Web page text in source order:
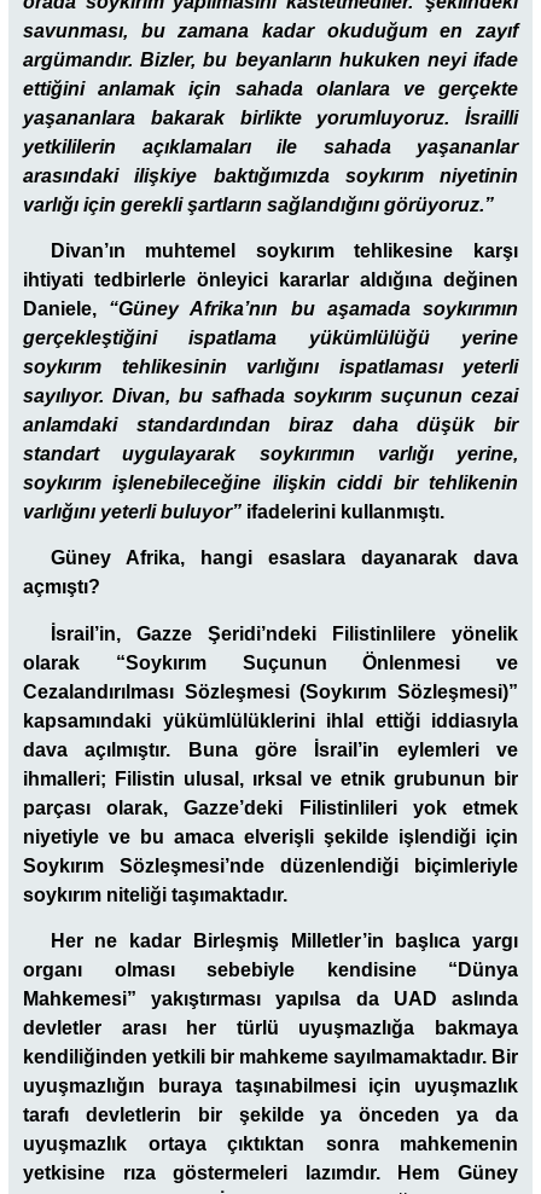
savunması, bu zamana kadar okuduğum en zayıf
argümandır. Bizler, bu beyanların hukuken neyi ifade
ettiğini anlamak için sahada olanlara ve gerçekte
yaşananlara bakarak birlikte yorumluyoruz. İsrailli
yetkililerin açıklamaları ile sahada yaşananlar
arasındaki ilişkiye baktığımızda soykırım niyetinin
varlığı için gerekli şartların sağlandığını görüyoruz.”
Divan’ın muhtemel soykırım tehlikesine karşı
ihtiyati tedbirlerle önleyici kararlar aldığına değinen
Daniele, “Güney Afrika’nın bu aşamada soykırımın
gerçekleştiğini ispatlama yükümlülüğü yerine
soykırım tehlikesinin varlığını ispatlaması yeterli
sayılıyor. Divan, bu safhada soykırım suçunun cezai
anlamdaki standardından biraz daha düşük bir
standart uygulayarak soykırımın varlığı yerine,
soykırım işlenebileceğine ilişkin ciddi bir tehlikenin
varlığını yeterli buluyor” ifadelerini kullanmıştı.
Güney Afrika, hangi esaslara dayanarak dava
açmıştı?
İsrail’in, Gazze Şeridi’ndeki Filistinlilere yönelik
olarak “Soykırım Suçunun Önlenmesi ve
Cezalandırılması Sözleşmesi (Soykırım Sözleşmesi)”
kapsamındaki yükümlülüklerini ihlal ettiği iddiasıyla
dava açılmıştır. Buna göre İsrail’in eylemleri ve
ihmalleri; Filistin ulusal, ırksal ve etnik grubunun bir
parçası olarak, Gazze’deki Filistinlileri yok etmek
niyetiyle ve bu amaca elverişli şekilde işlendiği için
Soykırım Sözleşmesi’nde düzenlendiği biçimleriyle
soykırım niteliği taşımaktadır.
Her ne kadar Birleşmiş Milletler’in başlıca yargı
organı olması sebebiyle kendisine “Dünya
Mahkemesi” yakıştırması yapılsa da UAD aslında
devletler arası her türlü uyuşmazlığa bakmaya
kendiliğinden yetkili bir mahkeme sayılmamaktadır. Bir
uyuşmazlığın buraya taşınabilmesi için uyuşmazlık
tarafı devletlerin bir şekilde ya önceden ya da
uyuşmazlık ortaya çıktıktan sonra mahkemenin
yetkisine rıza göstermeleri lazımdır. Hem Güney